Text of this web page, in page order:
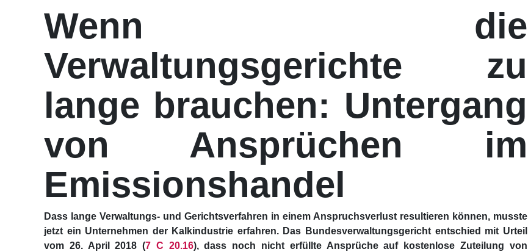
Wenn die
Verwaltungsgerichte zu
lange brauchen: Untergang
von Ansprüchen im
Emissionshandel
Dass lange Verwaltungs- und Gerichtsverfahren in einem Anspruchsverlust resultieren können, musste
jetzt ein Unternehmen der Kalkindustrie erfahren. Das Bundesverwaltungsgericht entschied mit Urteil
vom 26. April 2018 (7 C 20.16), dass noch nicht erfüllte Ansprüche auf kostenlose Zuteilung von